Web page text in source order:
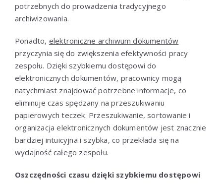
potrzebnych do prowadzenia tradycyjnego
archiwizowania.
Ponadto, elektroniczne archiwum dokumentów
przyczynia się do zwiększenia efektywności pracy
zespołu. Dzięki szybkiemu dostępowi do
elektronicznych dokumentów, pracownicy mogą
natychmiast znajdować potrzebne informacje, co
eliminuje czas spędzany na przeszukiwaniu
papierowych teczek. Przeszukiwanie, sortowanie i
organizacja elektronicznych dokumentów jest znacznie
bardziej intuicyjna i szybka, co przekłada się na
wydajność całego zespołu.
Oszczędności czasu dzięki szybkiemu dostępowi